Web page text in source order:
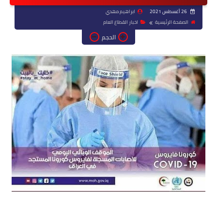
ابراهيم مهدي
الصفحة الرئيسية
اخبار القطاع العام
الحجم